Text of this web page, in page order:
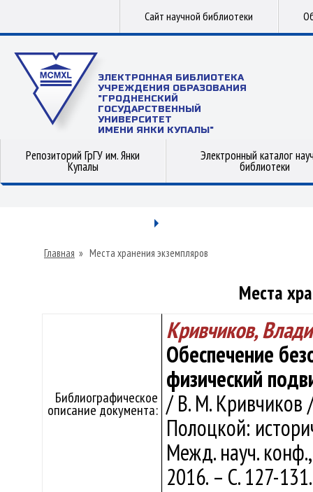
Сайт научной библиотеки
ЭЛЕКТРОННАЯ БИБЛИОТЕКА
УЧРЕЖДЕНИЯ ОБРАЗОВАНИЯ
"ГРОДНЕНСКИЙ
ГОСУДАРСТВЕННЫЙ
УНИВЕРСИТЕТ
ИМЕНИ ЯНКИ КУПАЛЫ"
Репозиторий ГрГУ им. Янки
Купалы
Электронный каталог
библиотеки
Главная » Места хранения экземпляров
Места
Библиографическое
описание документа:
Кривчиков,
Обеспечение
физический
/ В. М. Кривчиков
Полоцкой:
Межд. науч.
2016. – С. 127-